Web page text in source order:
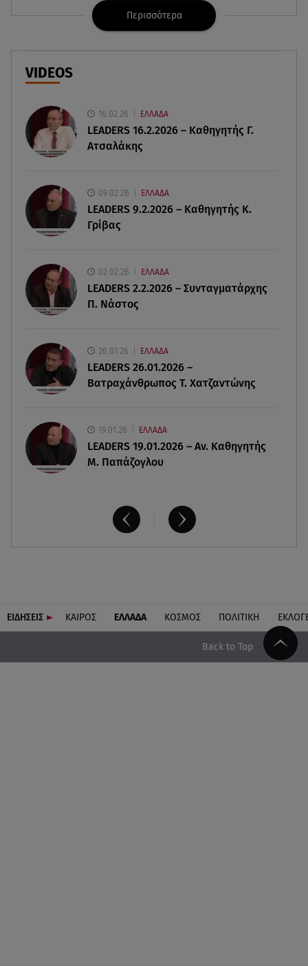
Φωτιά στην Αττικοβοιωτία: Ενέργεια ίση με έξι
ατομικές βόμβες
08.08.26 , 21:20
από τη νέα συμμαχία
08.08.26 , 19:19
08.08.26 , 18:51
BYD: Στην 91η θέση της λίστας Fortune Global
500 για το 2026
08.08.26 , 17:45
Εριέττα Κούρκουλου: Η συγκινητική ανάρτηση
για τα 33α γενέθλιά της
Νεκρή μεγαλόσωμη αρκούδα στην Καστοριά,
πιθανόν από πυροβολισμό
Περισσότερα
VIDEOS
16.02.26 ΕΛΛΑΔΑ
LEADERS 16.2.2026 – Καθηγητής Γ.
Ατσαλάκης
09.02.26 ΕΛΛΑΔΑ
LEADERS 9.2.2026 – Καθηγητής Κ.
Γρίβας
02.02.26 ΕΛΛΑΔΑ
LEADERS 2.2.2026 – Συνταγματάρχης
Π. Νάστος
26.01.26 ΕΛΛΑΔΑ
LEADERS 26.01.2026 –
Βατραχάνθρωπος Τ. Χατζαντώνης
19.01.26 ΕΛΛΑΔΑ
LEADERS 19.01.2026 – Αν. Καθηγητής
Μ. Παπάζογλου
ΕΙΔΗΣΕΙΣ ΚΑΙΡΟΣ ΕΛΛΑΔΑ ΚΟΣΜΟΣ ΠΟΛΙΤΙΚΗ
Back to Top